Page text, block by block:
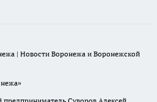
| Новости Воронежа и Воронежской